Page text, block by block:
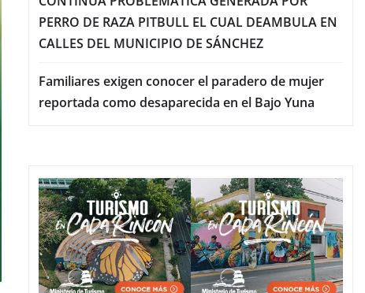
PERRO DE RAZA PITBULL EL CUAL DEAMBULA EN
CALLES DEL MUNICIPIO DE SÁNCHEZ
Familiares exigen conocer el paradero de mujer
reportada como desaparecida en el Bajo Yuna